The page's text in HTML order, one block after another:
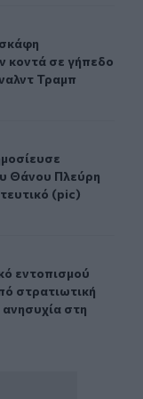
κοντά σε
κοντά σε γήπεδο
Τραμπ
του Θάνου
Θάνου Πλεύρη
(pic)
πάνω από
εντοπισμού
εντοπισμού
στρατιωτική
στη